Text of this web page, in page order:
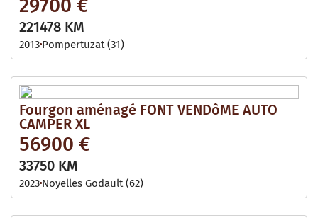
29700 €
221478 KM
2013 Pompertuzat (31)
Fourgon aménagé FONT VENDôME AUTO
CAMPER XL
56900 €
33750 KM
2023 Noyelles Godault (62)